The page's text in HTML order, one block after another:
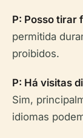
P: Posso tirar
permitida
proibidos.
P: Há visitas
Sim,
idiomas